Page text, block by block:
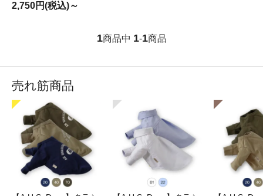
2,750円(税込)～
1商品中 1-1商品
売れ筋商品